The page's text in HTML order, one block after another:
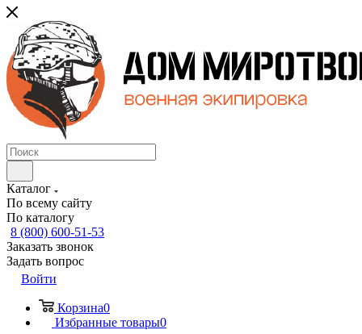
Каталог
По всему сайту
По каталогу
8 (800) 600-51-53
Заказать звонок
Задать вопрос
Войти
Корзина0
Избранные товары0